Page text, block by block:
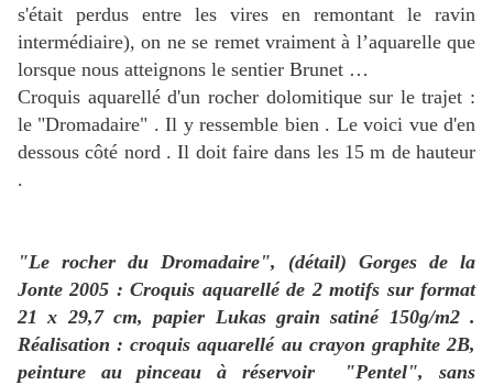
s'était perdus entre les vires en remontant le ravin
intermédiaire), on ne se remet vraiment à l’aquarelle que
lorsque nous atteignons le sentier Brunet …
Croquis aquarellé d'un rocher dolomitique sur le trajet :
le "Dromadaire" . Il y ressemble bien . Le voici vue d'en
dessous côté nord . Il doit faire dans les 15 m de hauteur
.
"Le rocher du Dromadaire", (détail) Gorges de la
Jonte 2005 : Croquis aquarellé de 2 motifs sur format
21 x 29,7 cm, papier Lukas grain satiné 150g/m2 .
Réalisation : croquis aquarellé au crayon graphite 2B,
peinture au pinceau à réservoir "Pentel", sans